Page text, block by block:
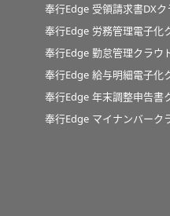
奉行Edge 受領請求書DXク
奉行Edge 労務管理電子化
奉行Edge 勤怠管理クラウ
奉行Edge 給与明細電子化
奉行Edge 年末調整申告書
奉行Edge マイナンバーク